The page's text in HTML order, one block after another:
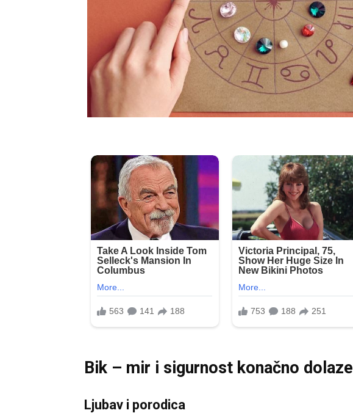
Bik – mir i sigurnost konačno dolaze
Ljubav i porodica